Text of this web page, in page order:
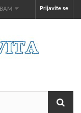
Prijavite se
BAM